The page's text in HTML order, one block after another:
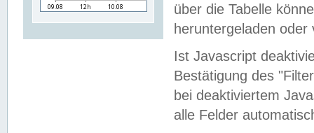
über die Tabelle
heruntergeladen oder
Ist Javascript
Bestätigung des
bei deaktiviertem
alle Felder